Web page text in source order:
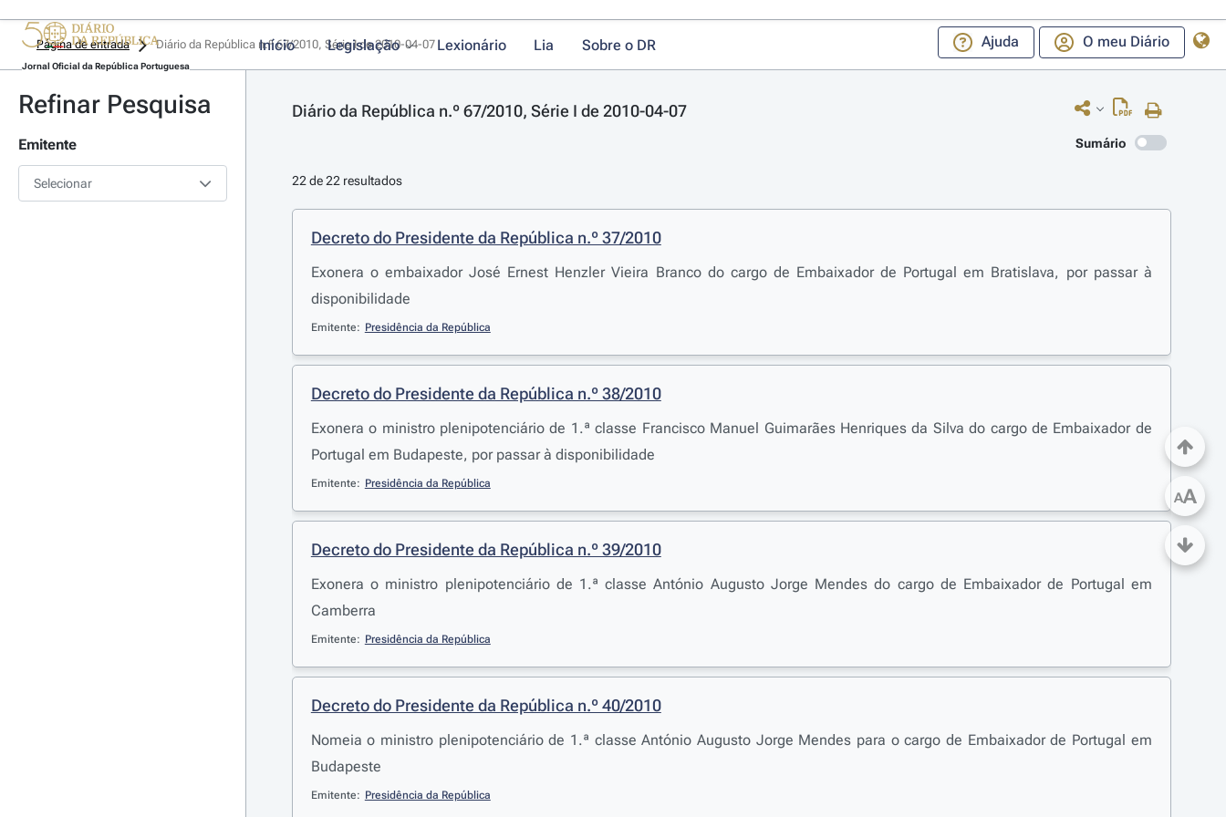
Jornal Oficial da República Portuguesa
Início Legislação Lexionário Lia Sobre o DR Ajuda O meu Diário
Página de entrada Diário da República n.º 67/2010, Série I de 2010-04-07
Refinar Pesquisa
Emitente
Selecionar
Diário da República n.º 67/2010, Série I de 2010-04-07
Sumário
22 de 22 resultados
Decreto do Presidente da República n.º 37/2010
Exonera o embaixador José Ernest Henzler Vieira Branco do cargo de Embaixador de Portugal em Bratislava, por passar à
disponibilidade
Emitente: Presidência da República
Decreto do Presidente da República n.º 38/2010
Exonera o ministro plenipotenciário de 1.ª classe Francisco Manuel Guimarães Henriques da Silva do cargo de Embaixador de
Portugal em Budapeste, por passar à disponibilidade
Emitente: Presidência da República
Decreto do Presidente da República n.º 39/2010
Exonera o ministro plenipotenciário de 1.ª classe António Augusto Jorge Mendes do cargo de Embaixador de Portugal em
Camberra
Emitente: Presidência da República
Decreto do Presidente da República n.º 40/2010
Nomeia o ministro plenipotenciário de 1.ª classe António Augusto Jorge Mendes para o cargo de Embaixador de Portugal em
Budapeste
Emitente: Presidência da República
AA